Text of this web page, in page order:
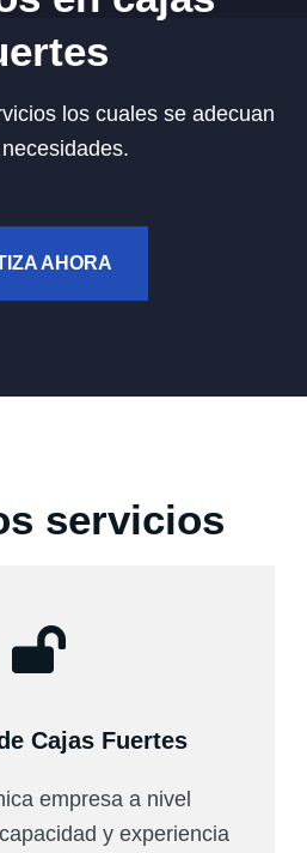
los cuales se adecuan
AHORA
servicios
Cajas Fuertes
empresa a nivel
y experiencia